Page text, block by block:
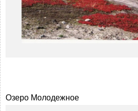
Озеро Молодежное